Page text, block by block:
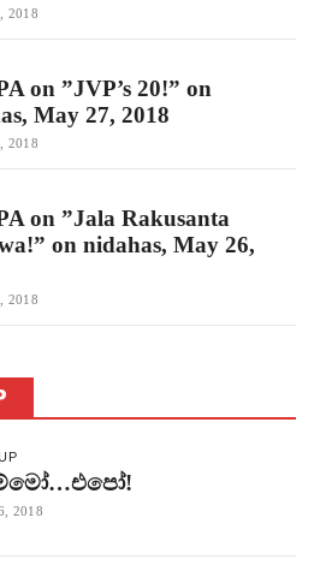
2018
on ”JVP’s 20!” on
May 27, 2018
2018
on ”Jala Rakusanta
on nidahas, May 26,
2018
2018